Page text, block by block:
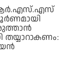
ആര്‍.എസ്.എസ്
തയ്യാറാകണം: